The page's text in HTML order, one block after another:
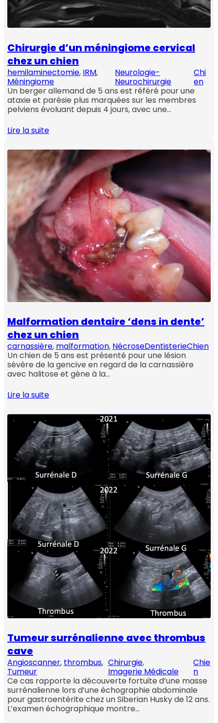
Chirurgie d’un méningiome cervical
chez un chien
hemilaminectomie, IRM,
Méningiome
Neurologie-
Neurochirurgie
Chi
en
Un berger allemand de 5 ans est référé pour une
ataxie et parésie plus marquées sur les membres
pelviens évoluant depuis 4 jours, avec une…
Lire la suite
Malformation dentaire ‘dens in dente’
chez un chien
carnassière, malformation, NécroseDentisterieChien
Un chien de 5 ans est présenté pour une lésion
sévère de la gencive en regard de la carnassière
avec halitose et gène à la…
Lire la suite
Tumeur surrénalienne avec thrombus
cave
Angioscanner, thrombus,
Tumeur
Chirurgie,
Imagerie Médicale
Chie
n
Ce cas rapporte la découverte fortuite d’une masse
surrénalienne lors d’une échographie abdominale
pour gastroentérite chez un Siberian Husky de 12 ans.
L’examen échographique montre…